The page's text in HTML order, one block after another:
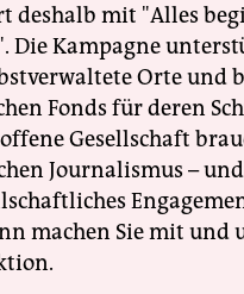
deshalb mit "Alles
Die Kampagne
Orte und
Fonds für deren
Gesellschaft
Journalismus – und
machen Sie mit und